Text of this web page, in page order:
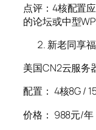
点评：4核配置
的论坛或中型WP
新老同享
美国CN2云服务
配置： 4核8G /
价格： 988元/年